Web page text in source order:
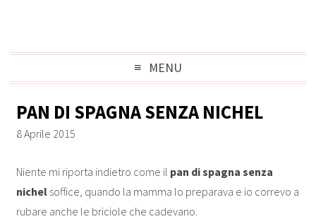
MENU
PAN DI SPAGNA SENZA NICHEL
8 Aprile 2015
Niente mi riporta indietro come il pan di spagna senza
nichel soffice, quando la mamma lo preparava e io correvo a
rubare anche le briciole che cadevano.